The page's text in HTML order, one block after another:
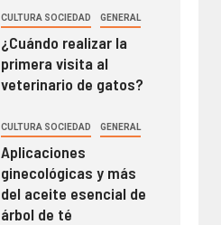
CULTURA SOCIEDAD GENERAL
¿Cuándo realizar la
primera visita al
veterinario de gatos?
CULTURA SOCIEDAD GENERAL
Aplicaciones
ginecológicas y más
del aceite esencial de
árbol de té